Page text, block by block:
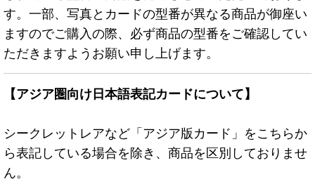
す。一部、写真とカードの型番が異なる商品が御座い
ますのでご購入の際、必ず商品の型番をご確認してい
ただきますようお願い申し上げます。
【アジア圏向け日本語表記カードについて】
シークレットレアなど「アジア版カード」をこちらか
ら表記している場合を除き、商品を区別しておりませ
ん。